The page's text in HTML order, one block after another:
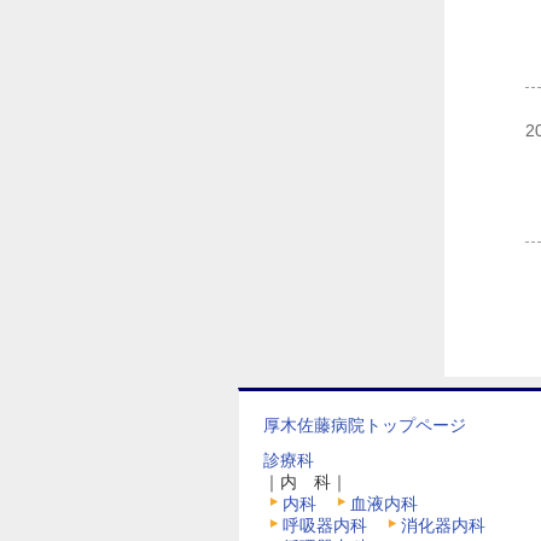
厚木佐藤病院トップページ
診療科
｜内 科｜
内科
血液内科
呼吸器内科
消化器内科